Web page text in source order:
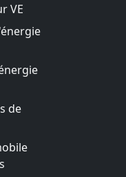
VE
de